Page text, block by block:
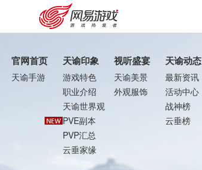
官网首页
天谕手游
天谕印象
游戏特色
职业介绍
天谕世界观
PVE副本
PVP汇总
云垂家缘
视听盛宴
天谕美景
外观服饰
天谕动态
最新资讯
活动中心
战神榜
云垂榜